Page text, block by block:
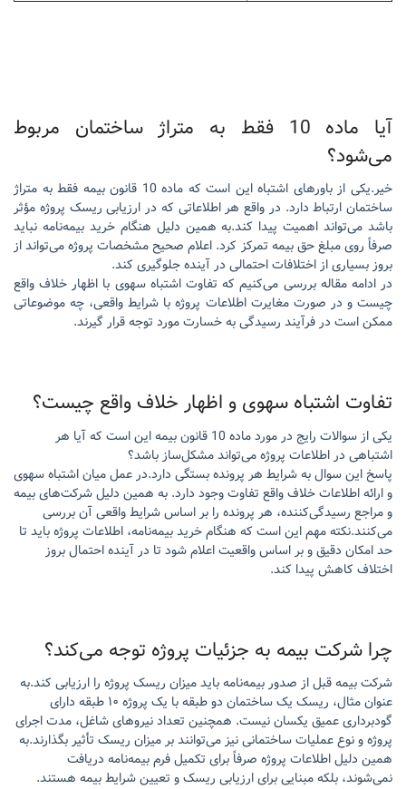
آیا ماده 10 فقط به متراژ ساختمان مربوط
می‌شود؟
خیر.یکی از باورهای اشتباه این است که ماده 10 قانون بیمه فقط به متراژ
ساختمان ارتباط دارد. در واقع هر اطلاعاتی که در ارزیابی ریسک پروژه مؤثر
باشد می‌تواند اهمیت پیدا کند.به همین دلیل هنگام خرید بیمه‌نامه نباید
صرفاً روی مبلغ حق بیمه تمرکز کرد. اعلام صحیح مشخصات پروژه می‌تواند از
بروز بسیاری از اختلافات احتمالی در آینده جلوگیری کند.
در ادامه مقاله بررسی می‌کنیم که تفاوت اشتباه سهوی با اظهار خلاف واقع
چیست و در صورت مغایرت اطلاعات پروژه با شرایط واقعی، چه موضوعاتی
ممکن است در فرآیند رسیدگی به خسارت مورد توجه قرار گیرند.
تفاوت اشتباه سهوی و اظهار خلاف واقع چیست؟
یکی از سوالات رایج در مورد ماده 10 قانون بیمه این است که آیا هر
اشتباهی در اطلاعات پروژه می‌تواند مشکل‌ساز باشد؟
پاسخ این سوال به شرایط هر پرونده بستگی دارد.در عمل میان اشتباه سهوی
و ارائه اطلاعات خلاف واقع تفاوت وجود دارد. به همین دلیل شرکت‌های بیمه
و مراجع رسیدگی‌کننده، هر پرونده را بر اساس شرایط واقعی آن بررسی
می‌کنند.نکته مهم این است که هنگام خرید بیمه‌نامه، اطلاعات پروژه باید تا
حد امکان دقیق و بر اساس واقعیت اعلام شود تا در آینده احتمال بروز
اختلاف کاهش پیدا کند.
چرا شرکت بیمه به جزئیات پروژه توجه می‌کند؟
شرکت بیمه قبل از صدور بیمه‌نامه باید میزان ریسک پروژه را ارزیابی کند.به
عنوان مثال، ریسک یک ساختمان دو طبقه با یک پروژه ۱۰ طبقه دارای
گودبرداری عمیق یکسان نیست. همچنین تعداد نیروهای شاغل، مدت اجرای
پروژه و نوع عملیات ساختمانی نیز می‌توانند بر میزان ریسک تأثیر بگذارند.به
همین دلیل اطلاعات پروژه صرفاً برای تکمیل فرم بیمه‌نامه دریافت
نمی‌شوند، بلکه مبنایی برای ارزیابی ریسک و تعیین شرایط بیمه هستند.